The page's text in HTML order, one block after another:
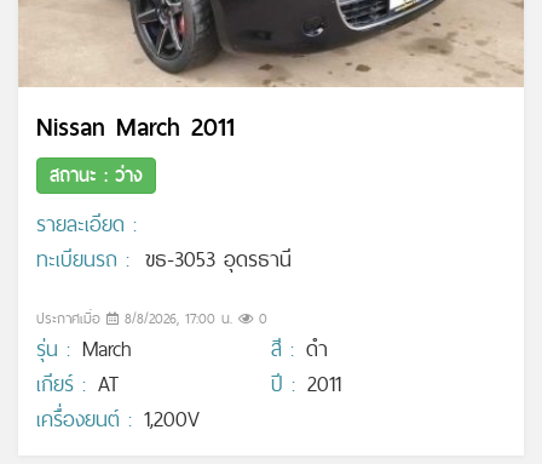
Nissan March 2011
สถานะ : ว่าง
รายละเอียด :
ทะเบียนรถ : ขธ-3053 อุดรธานี
ประกาศเมื่อ 8/8/2026, 17:00 น. 0
รุ่น : March สี : ดำ
เกียร์ : AT ปี : 2011
เครื่องยนต์ : 1,200V